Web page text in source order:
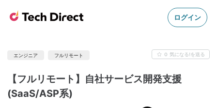
ログイン
エンジニア フルリモート 0 気になる!を送る
【フルリモート】自社サービス開発支援
(SaaS/ASP系)